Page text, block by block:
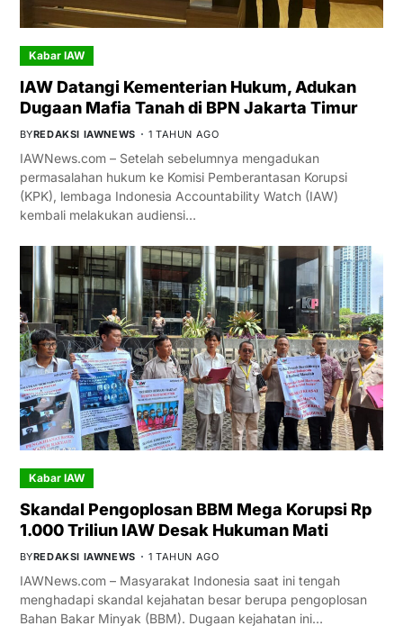
Kabar IAW
IAW Datangi Kementerian Hukum, Adukan
Dugaan Mafia Tanah di BPN Jakarta Timur
BYREDAKSI IAWNEWS 1 TAHUN AGO
IAWNews.com – Setelah sebelumnya mengadukan
permasalahan hukum ke Komisi Pemberantasan Korupsi
(KPK), lembaga Indonesia Accountability Watch (IAW)
kembali melakukan audiensi…
Kabar IAW
Skandal Pengoplosan BBM Mega Korupsi Rp
1.000 Triliun IAW Desak Hukuman Mati
BYREDAKSI IAWNEWS 1 TAHUN AGO
IAWNews.com – Masyarakat Indonesia saat ini tengah
menghadapi skandal kejahatan besar berupa pengoplosan
Bahan Bakar Minyak (BBM). Dugaan kejahatan ini…